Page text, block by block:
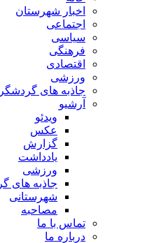
اخبار شهرستان
اجتماعی
سیاسی
فرهنگی
اقتصادی
ورزشی
جاذبه های
آرشیو
ویدئو
عکس
گزارش
یادداشت
ورزشی
جاذبه های
شهرستانی
مصاحبه
تماس با ما
درباره ما